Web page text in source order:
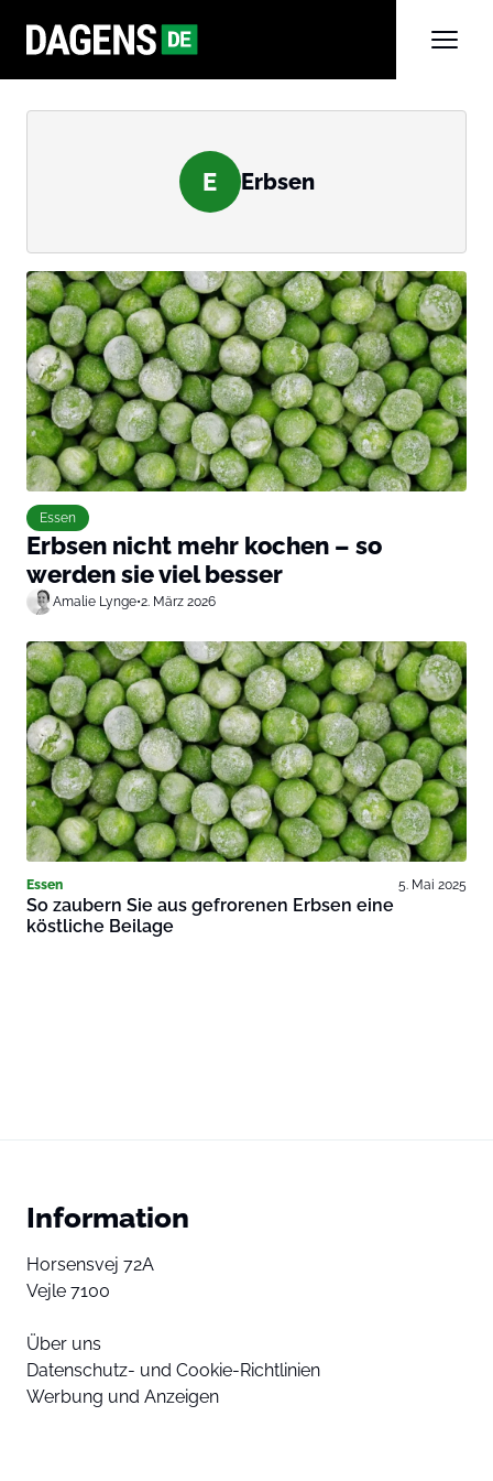
E Erbsen
Essen
Erbsen nicht mehr kochen – so
werden sie viel besser
Amalie Lynge•2. März 2026
Essen 5. Mai 2025
So zaubern Sie aus gefrorenen Erbsen eine
köstliche Beilage
Information
Horsensvej 72A
Vejle 7100
Über uns
Datenschutz- und Cookie-Richtlinien
Werbung und Anzeigen